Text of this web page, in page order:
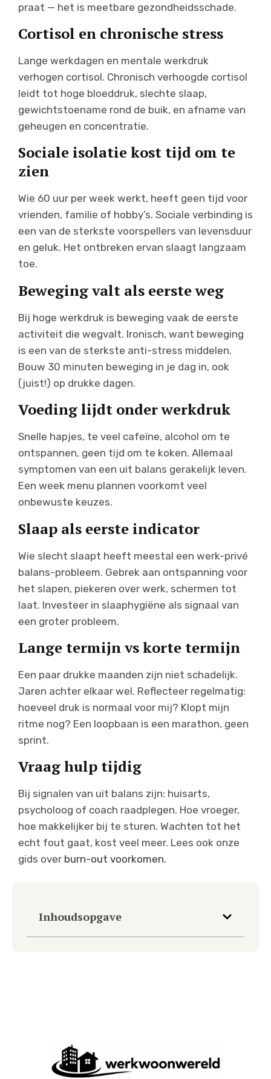
praat — het is meetbare gezondheidsschade.
Cortisol en chronische stress
Lange werkdagen en mentale werkdruk
verhogen cortisol. Chronisch verhoogde cortisol
leidt tot hoge bloeddruk, slechte slaap,
gewichtstoename rond de buik, en afname van
geheugen en concentratie.
Sociale isolatie kost tijd om te
zien
Wie 60 uur per week werkt, heeft geen tijd voor
vrienden, familie of hobby’s. Sociale verbinding is
een van de sterkste voorspellers van levensduur
en geluk. Het ontbreken ervan slaagt langzaam
toe.
Beweging valt als eerste weg
Bij hoge werkdruk is beweging vaak de eerste
activiteit die wegvalt. Ironisch, want beweging
is een van de sterkste anti-stress middelen.
Bouw 30 minuten beweging in je dag in, ook
(juist!) op drukke dagen.
Voeding lijdt onder werkdruk
Snelle hapjes, te veel cafeïne, alcohol om te
ontspannen, geen tijd om te koken. Allemaal
symptomen van een uit balans gerakelijk leven.
Een week menu plannen voorkomt veel
onbewuste keuzes.
Slaap als eerste indicator
Wie slecht slaapt heeft meestal een werk-privé
balans-probleem. Gebrek aan ontspanning voor
het slapen, piekeren over werk, schermen tot
laat. Investeer in slaaphygiëne als signaal van
een groter probleem.
Lange termijn vs korte termijn
Een paar drukke maanden zijn niet schadelijk.
Jaren achter elkaar wel. Reflecteer regelmatig:
hoeveel druk is normaal voor mij? Klopt mijn
ritme nog? Een loopbaan is een marathon, geen
sprint.
Vraag hulp tijdig
Bij signalen van uit balans zijn: huisarts,
psycholoog of coach raadplegen. Hoe vroeger,
hoe makkelijker bij te sturen. Wachten tot het
echt fout gaat, kost veel meer. Lees ook onze
gids over burn-out voorkomen.
Inhoudsopgave